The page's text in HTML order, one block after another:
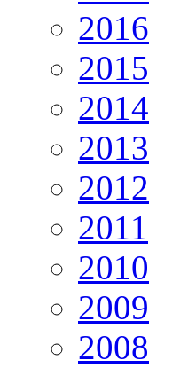
2016
2015
2014
2013
2012
2011
2010
2009
2008